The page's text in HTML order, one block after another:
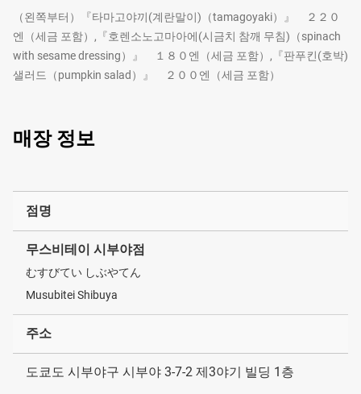
（왼쪽부터）『타마고야끼(계란말이)（tamagoyaki）』 ２２０
엔（세금 포함）,『호렌소노고마아에(시금치 참깨 무침)（spinach
with sesame dressing）』 １８０엔（세금 포함）,『판푸킨(호박)
샐러드（pumpkin salad）』 ２００엔（세금 포함）
매장 정보
점명
무스비테이 시부야점
むすびてい しぶやてん
Musubitei Shibuya
주소
도쿄도 시부야구 시부야 3-7-2 제3야기 빌딩 1층